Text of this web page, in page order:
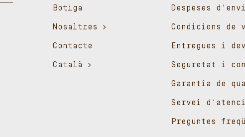
Botiga
Nosaltres
Contacte
Català
Despeses
Condicions de
Entregues i
Seguretat i
Garantia de
Servei
Preguntes